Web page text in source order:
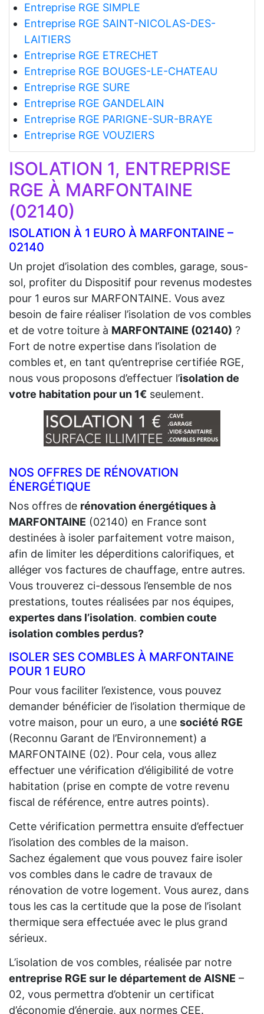
Entreprise RGE SIMPLE
Entreprise RGE SAINT-NICOLAS-DES-
LAITIERS
Entreprise RGE ETRECHET
Entreprise RGE BOUGES-LE-CHATEAU
Entreprise RGE SURE
Entreprise RGE GANDELAIN
Entreprise RGE PARIGNE-SUR-BRAYE
Entreprise RGE VOUZIERS
ISOLATION 1, ENTREPRISE
RGE À MARFONTAINE
(02140)
ISOLATION À 1 EURO À MARFONTAINE –
02140
Un projet d’isolation des combles, garage, sous-
sol, profiter du Dispositif pour revenus modestes
pour 1 euros sur MARFONTAINE. Vous avez
besoin de faire réaliser l’isolation de vos combles
et de votre toiture à MARFONTAINE (02140) ?
Fort de notre expertise dans l’isolation de
combles et, en tant qu’entreprise certifiée RGE,
nous vous proposons d’effectuer l’isolation de
votre habitation pour un 1€ seulement.
NOS OFFRES DE RÉNOVATION
ÉNERGÉTIQUE
Nos offres de rénovation énergétiques à
MARFONTAINE (02140) en France sont
destinées à isoler parfaitement votre maison,
afin de limiter les déperditions calorifiques, et
alléger vos factures de chauffage, entre autres.
Vous trouverez ci-dessous l’ensemble de nos
prestations, toutes réalisées par nos équipes,
expertes dans l’isolation. combien coute
isolation combles perdus?
ISOLER SES COMBLES À MARFONTAINE
POUR 1 EURO
Pour vous faciliter l’existence, vous pouvez
demander bénéficier de l’isolation thermique de
votre maison, pour un euro, a une société RGE
(Reconnu Garant de l’Environnement) a
MARFONTAINE (02). Pour cela, vous allez
effectuer une vérification d’éligibilité de votre
habitation (prise en compte de votre revenu
fiscal de référence, entre autres points).
Cette vérification permettra ensuite d’effectuer
l’isolation des combles de la maison.
Sachez également que vous pouvez faire isoler
vos combles dans le cadre de travaux de
rénovation de votre logement. Vous aurez, dans
tous les cas la certitude que la pose de l’isolant
thermique sera effectuée avec le plus grand
sérieux.
L’isolation de vos combles, réalisée par notre
entreprise RGE sur le département de AISNE –
02, vous permettra d’obtenir un certificat
d’économie d’énergie, aux normes CEE.